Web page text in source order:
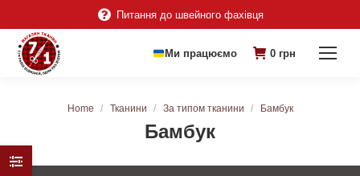
Питання до швейного фахівця
Ми працюємо 0 грн
Бамбук
You are here:
Home Тканини За типом тканини Бамбук